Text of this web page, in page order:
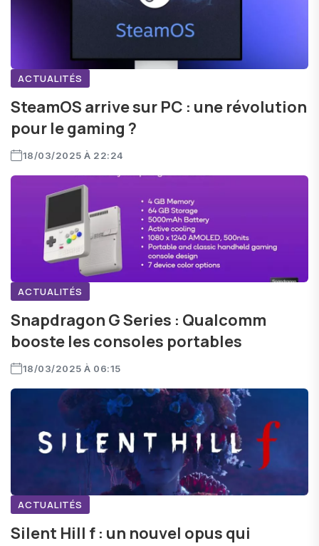
ACTUALITÉS
SteamOS arrive sur PC : une révolution
pour le gaming ?
18/03/2025 À 22:24
ACTUALITÉS
Snapdragon G Series : Qualcomm
booste les consoles portables
18/03/2025 À 06:15
ACTUALITÉS
Silent Hill f : un nouvel opus qui